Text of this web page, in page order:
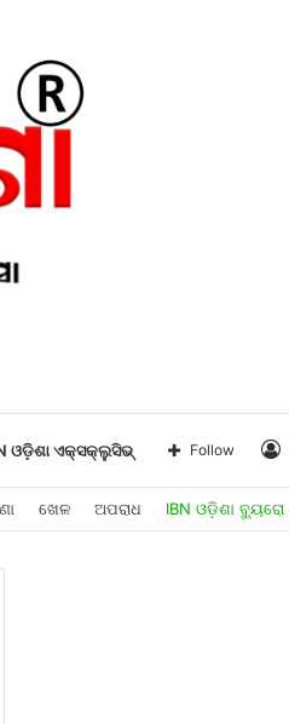
ଓଡ଼ିଶା ଏକ୍ସକ୍ଲୁସିଭ୍
In
Follow
ଖେଳ ଅପରାଧ IBN ଓଡ଼ିଶା ବ୍ୟୁରୋ